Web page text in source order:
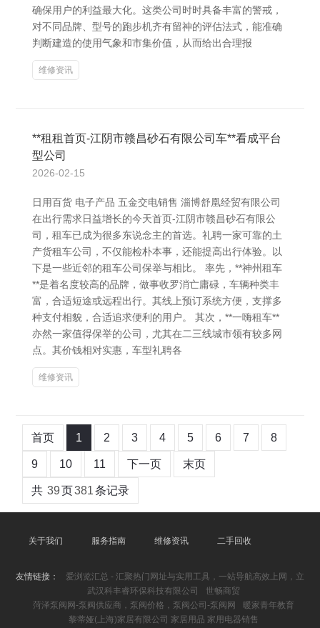
确保用户的利益最大化。这类公司时时具备丰富的警戒，
对不同品牌、型号的跑步机齐有留神的评估法式，能准确
判断建造的使用气象和市集价值，从而给出合理报
维修资讯
**租租首页-江阴市赣昌砂石有限公司车**看成平台
型公司
2026-02-15
日用百货 电子产品 五金交电销售 淄博舒凰经贸有限公司
在出行需求日益增长的今天首页-江阴市赣昌砂石有限公
司，租车已成为很多东说念主的首选。礼聘一家可靠的土
产货租车公司，不仅能检朴本事，还能提高出行体验。以
下是一些近邻的租车公司保举与相比。 率先，**神州租车
**是着名度较高的品牌，做事收罗消亡庸碌，车辆种类丰
富，合适短途或远程出行。其线上预订系统方便，支撑多
种支付相貌，合适追求便利的用户。 其次，**一嗨租车**
亦然一家值得保举的公司，尤其在二三线城市领有较多网
点。其价钱相对实惠，车型礼聘各
维修资讯
首页 1 2 3 4 5 6 7 8
9 10 11 下一页 末页
共 39页381条记录
关于我们 服务指南 维修资讯 二手回收
友情链接：
爱浏览汇总 - 汇聚热门网址与实用工具，一站导航高效上网，立
武汉科丰睿环保科技有限公司
世畅商贸
菏泽泵阀网-泵阀供应商，泵阀价格，泵阀公司-泵阀网
暖家青年教育
黎蒂娅(上海)家居有限公司 家居用品 家用电器销售